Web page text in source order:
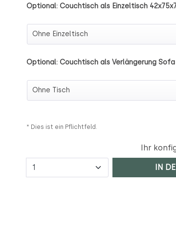
Optional: Couchtisch als Einzeltisch
Optional: Couchtisch als Einzeltisch
Optional: Couchtisch als Verlängerung
Optional: Couchtisch als
* Dies ist ein Pflichtfeld.
Ihr
Anzahl IN